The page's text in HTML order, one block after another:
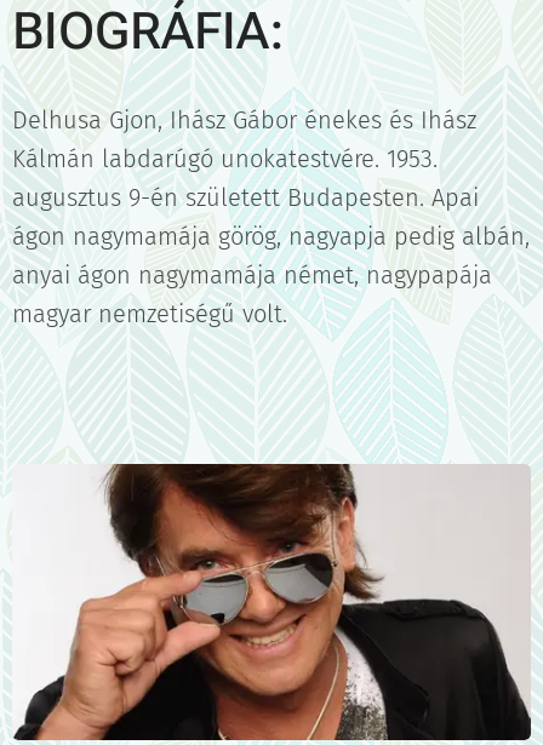
BIOGRÁFIA:
Delhusa Gjon, Ihász Gábor énekes és Ihász
Kálmán labdarúgó unokatestvére. 1953.
augusztus 9-én született Budapesten. Apai
ágon nagymamája görög, nagyapja pedig albán,
anyai ágon nagymamája német, nagypapája
magyar nemzetiségű volt.